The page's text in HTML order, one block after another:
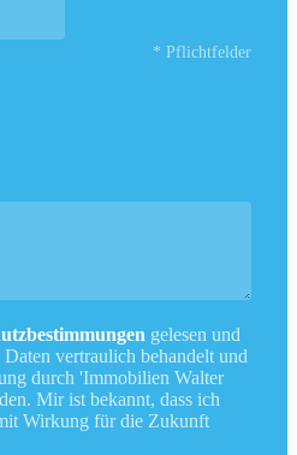
* Pflichtfelder
gelesen und
vertraulich behandelt und
durch 'Immobilien Walter
Mir ist bekannt, dass ich
Wirkung für die Zukunft